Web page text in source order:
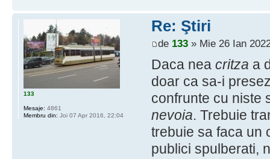
Re: Ştiri
de 133» Mie 26 Ian
Daca nea critza a
doar ca sa-i
confrunte cu niste
nevoia. Trebuie
trebuie sa faca un
publici spulberati,
133
Mesaje: 4861
Membru din: Joi 07 Apr 2016, 22:04